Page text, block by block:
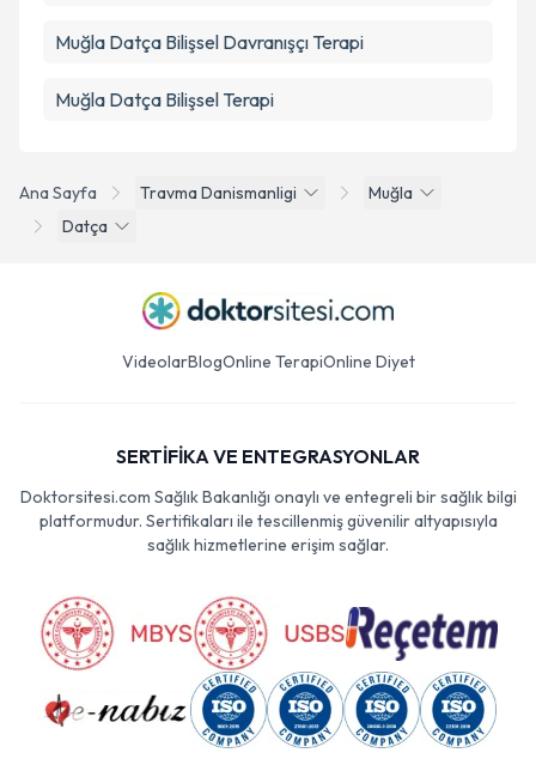
Ana Sayfa Travma Danismanligi
Muğla
Datça
Muğla Datça Bilişsel Davranışçı Terapi
Muğla Datça Bilişsel Terapi
VideolarBlogOnline TerapiOnline Diyet
SERTİFİKA VE ENTEGRASYONLAR
Doktorsitesi.com Sağlık Bakanlığı onaylı ve entegreli bir sağlık bilgi
platformudur. Sertifikaları ile tescillenmiş güvenilir altyapısıyla
sağlık hizmetlerine erişim sağlar.